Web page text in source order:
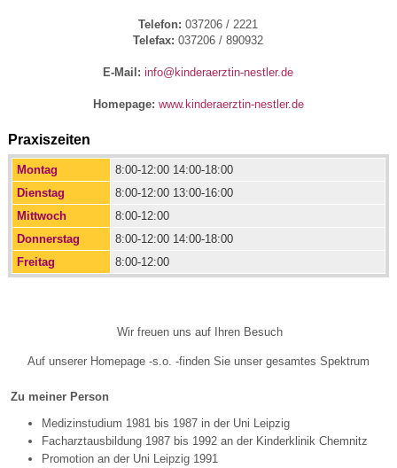
Telefon: 037206 / 2221
Telefax: 037206 / 890932
E-Mail: info@kinderaerztin-nestler.de
Homepage: www.kinderaerztin-nestler.de
Praxiszeiten
Montag
8:00-12:00 14:00-18:00
Dienstag
8:00-12:00 13:00-16:00
Mittwoch
8:00-12:00
Donnerstag
8:00-12:00 14:00-18:00
Freitag
8:00-12:00
Wir freuen uns auf Ihren Besuch
Auf unserer Homepage -s.o. -finden Sie unser gesamtes Spektrum
Zu meiner Person
Medizinstudium 1981 bis 1987 in der Uni Leipzig
Facharztausbildung 1987 bis 1992 an der Kinderklinik Chemnitz
Promotion an der Uni Leipzig 1991